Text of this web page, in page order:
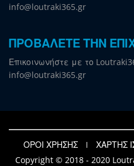
info@loutraki365.gr
ΠΡΟΒΑΛΕΤΕ ΤΗΝ
Επικοινωνήστε με το
info@loutraki365.gr
ΟΡΟΙ ΧΡΗΣΗΣ
ΧΑΡΤΗΣ
Copyright © 2018 - 2020